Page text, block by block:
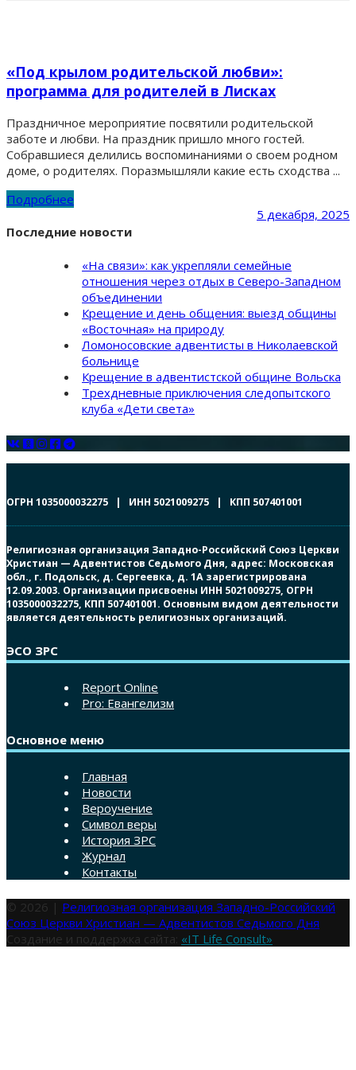
«Под крылом родительской любви»:
программа для родителей в Лисках
Праздничное мероприятие посвятили родительской
заботе и любви. На праздник пришло много гостей.
Собравшиеся делились воспоминаниями о своем родном
доме, о родителях. Поразмышляли какие есть сходства ...
Подробнее
5 декабря, 2025
Последние новости
«На связи»: как укрепляли семейные
отношения через отдых в Северо-Западном
объединении
Крещение и день общения: выезд общины
«Восточная» на природу
Ломоносовские адвентисты в Николаевской
больнице
Крещение в адвентистской общине Вольска
Трехдневные приключения следопытского
клуба «Дети света»
ОГРН 1035000032275 | ИНН 5021009275 | КПП 507401001
Религиозная организация Западно-Российский Союз Церкви
Христиан — Адвентистов Седьмого Дня, адрес: Московская
обл., г. Подольск, д. Сергеевка, д. 1А зарегистрирована
12.09.2003. Организации присвоены ИНН 5021009275, ОГРН
1035000032275, КПП 507401001. Основным видом деятельности
является деятельность религиозных организаций.
ЭСО ЗРС
Report Online
Pro: Евангелизм
Основное меню
Главная
Новости
Вероучение
Символ веры
История ЗРС
Журнал
Контакты
© 2026 | Религиозная организация Западно-Российский
Союз Церкви Христиан — Адвентистов Седьмого Дня
Создание и поддержка сайта: «IT Life Consult»